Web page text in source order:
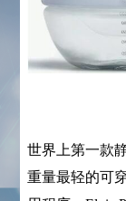
世界上第一款
重量最轻的可